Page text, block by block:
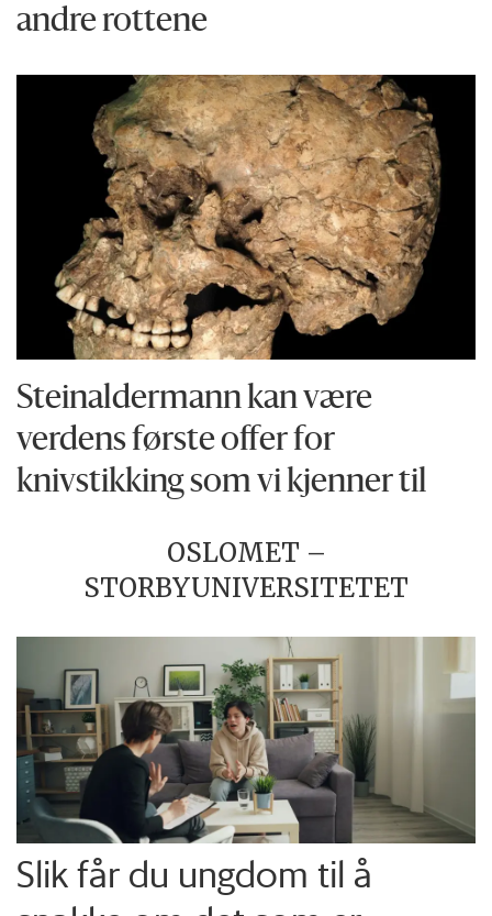
andre rottene
Steinaldermann kan være
verdens første offer for
knivstikking som vi kjenner til
OSLOMET –
STORBYUNIVERSITETET
Slik får du ungdom til å